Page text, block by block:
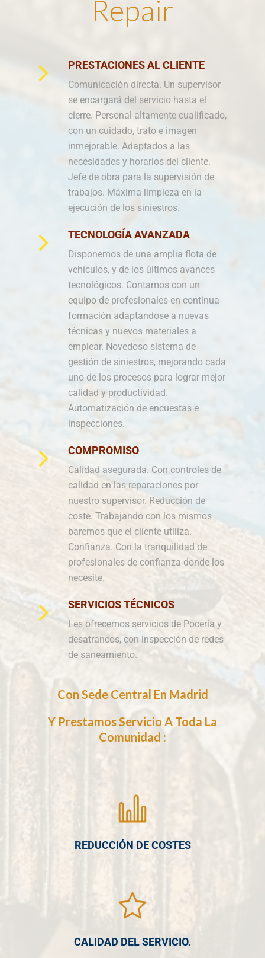
Repair
PRESTACIONES AL CLIENTE
Comunicación directa. Un supervisor
se encargará del servicio hasta el
cierre. Personal altamente cualificado,
con un cuidado, trato e imagen
inmejorable. Adaptados a las
necesidades y horarios del cliente.
Jefe de obra para la supervisión de
trabajos. Máxima limpieza en la
ejecución de los siniestros.
TECNOLOGÍA AVANZADA
Disponemos de una amplia flota de
vehículos, y de los últimos avances
tecnológicos. Contamos con un
equipo de profesionales en continua
formación adaptandose a nuevas
técnicas y nuevos materiales a
emplear. Novedoso sistema de
gestión de siniestros, mejorando cada
uno de los procesos para lograr mejor
calidad y productividad.
Automatización de encuestas e
inspecciones.
COMPROMISO
Calidad asegurada. Con controles de
calidad en las reparaciones por
nuestro supervisor. Reducción de
coste. Trabajando con los mismos
baremos que el cliente utiliza.
Confianza. Con la tranquilidad de
profesionales de confianza donde los
necesite.
SERVICIOS TÉCNICOS
Les ofrecemos servicios de Pocería y
desatrancos, con inspección de redes
de saneamiento.
Con Sede Central En Madrid
Y Prestamos Servicio A Toda La
Comunidad :
REDUCCIÓN DE COSTES
CALIDAD DEL SERVICIO.